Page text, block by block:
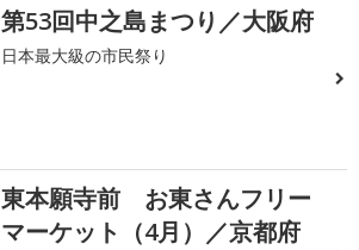
第53回中之島まつり／大阪府
日本最大級の市民祭り
東本願寺前 お東さんフリー
マーケット（4月）／京都府